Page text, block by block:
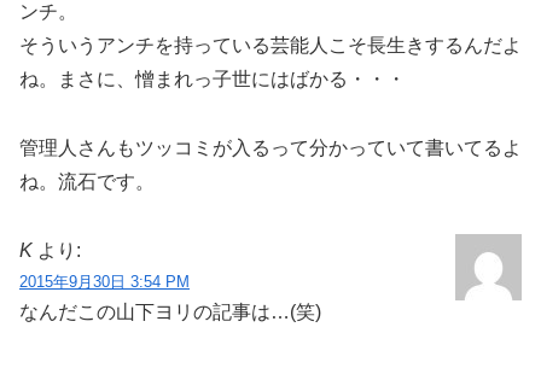
ンチ。
そういうアンチを持っている芸能人こそ長生きするんだよ
ね。まさに、憎まれっ子世にはばかる・・・
管理人さんもツッコミが入るって分かっていて書いてるよ
ね。流石です。
K より:
2015年9月30日 3:54 PM
なんだこの山下ヨリの記事は…(笑)